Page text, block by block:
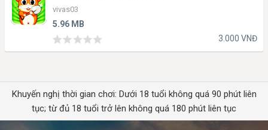
vivas03
5.96 MB
3.000 VNĐ
Khuyến nghị thời gian chơi: Dưới 18 tuổi không quá 90 phút liên
tục; từ đủ 18 tuổi trở lên không quá 180 phút liên tục